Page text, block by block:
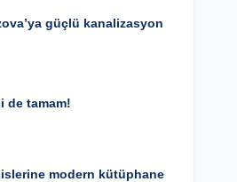
güçlü kanalizasyon
de tamam!
modern kütüphane